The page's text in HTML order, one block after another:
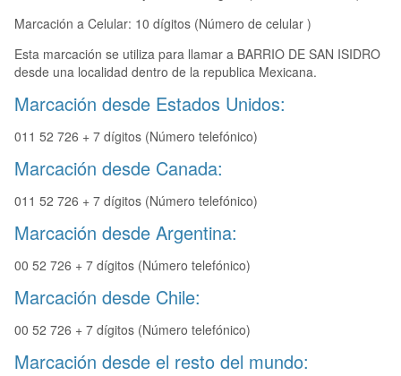
Marcación a Celular: 10 dígitos (Número de celular )
Esta marcación se utiliza para llamar a BARRIO DE SAN ISIDRO
desde una localidad dentro de la republica Mexicana.
Marcación desde Estados Unidos:
011 52 726 + 7 dígitos (Número telefónico)
Marcación desde Canada:
011 52 726 + 7 dígitos (Número telefónico)
Marcación desde Argentina:
00 52 726 + 7 dígitos (Número telefónico)
Marcación desde Chile:
00 52 726 + 7 dígitos (Número telefónico)
Marcación desde el resto del mundo: